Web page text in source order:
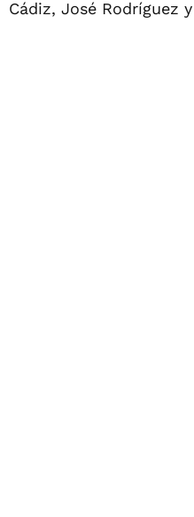
Cádiz, José Rodrí­guez